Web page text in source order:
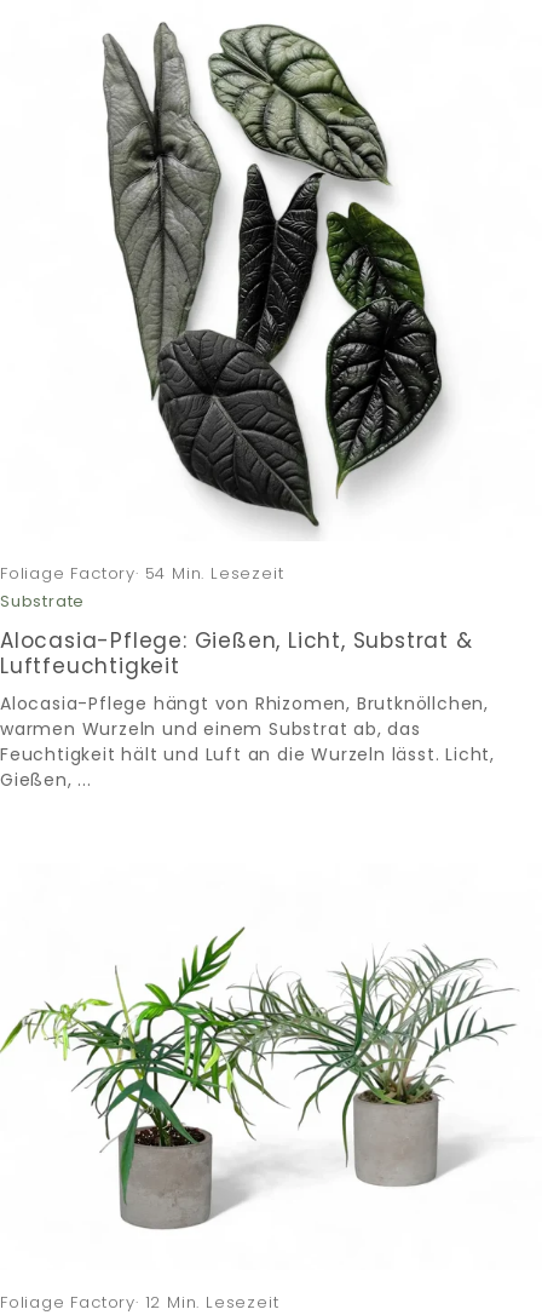
Foliage Factory· 54 Min. Lesezeit
Substrate
Alocasia-Pflege: Gießen, Licht, Substrat &
Luftfeuchtigkeit
Alocasia-Pflege hängt von Rhizomen, Brutknöllchen,
warmen Wurzeln und einem Substrat ab, das
Feuchtigkeit hält und Luft an die Wurzeln lässt. Licht,
Gießen, ...
Foliage Factory· 12 Min. Lesezeit